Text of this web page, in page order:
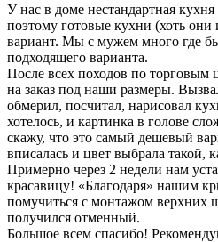
У нас в доме нестандартная
поэтому готовые кухни (хоть
вариант. Мы с мужем много где
подходящего варианта.
После всех походов по торговым
на заказ под наши размеры.
обмерил, посчитал, нарисовал
хотелось, и картинка в голове
скажу, что это самый дешевый
вписалась и цвет выбрала такой,
Примерно через 2 недели нам
красавицу! «Благодаря» нашим
помучиться с монтажом верхних
получился отменный.
Большое всем спасибо!